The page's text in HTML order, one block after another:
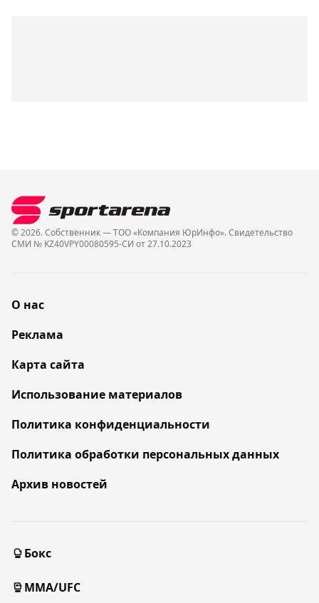
© 2026. Собственник — ТОО «Компания ЮрИнфо». Cвидетельство
СМИ № KZ40VPY00080595-СИ от 27.10.2023
О нас
Реклама
Карта сайта
Использование материалов
Политика конфиденциальности
Политика обработки персональных данных
Архив новостей
Бокс
MMA/UFC